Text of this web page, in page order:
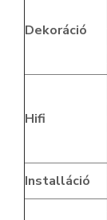
Dekoráció
Hifi
Installáció